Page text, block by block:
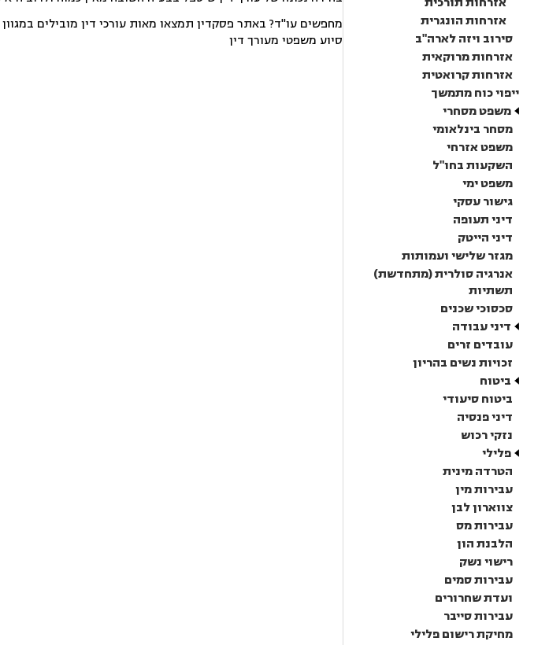
אזרחות הונגרית
סירוב ויזה לארה"ב
אזרחות מרוקאית
אזרחות קרואטית
ייפוי כוח מתמשך
משפט מסחרי
מסחר בינלאומי
משפט אזרחי
השקעות בחו"ל
משפט ימי
גישור עסקי
דיני תעופה
דיני הייטק
מגזר שלישי ועמותות
אנרגיה סולרית (מתחדשת)
תשתיות
סכסוכי שכנים
דיני עבודה
עובדים זרים
זכויות נשים בהריון
ביטוח
ביטוח סיעודי
דיני פנסיה
נזקי רכוש
פלילי
הטרדה מינית
עבירות מין
צווארון לבן
עבירות מס
הלבנת הון
רישוי נשק
עבירות סמים
ועדת שחרורים
עבירות סייבר
מחיקת רישום פלילי
מחפשים עו"ד? באתר פסקדין תמצאו מאות עורכי דין מובילים
סיוע משפטי מעורך דין